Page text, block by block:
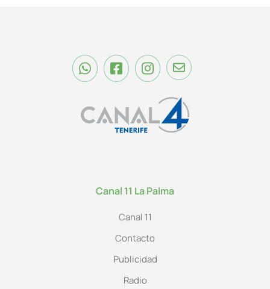
Canal 11 La Palma
Canal 11
Contacto
Publicidad
Radio